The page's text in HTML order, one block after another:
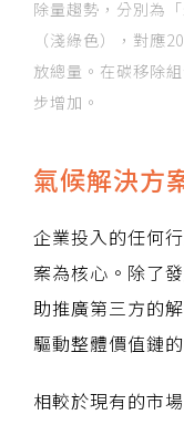
除量趨勢，分別為
（淺綠色），對應
放總量。在碳移除
步增加。
氣候解決方
企業投入的任何
案為核心。除了
助推廣第三方的
驅動整體價值鏈
相較於現有的市